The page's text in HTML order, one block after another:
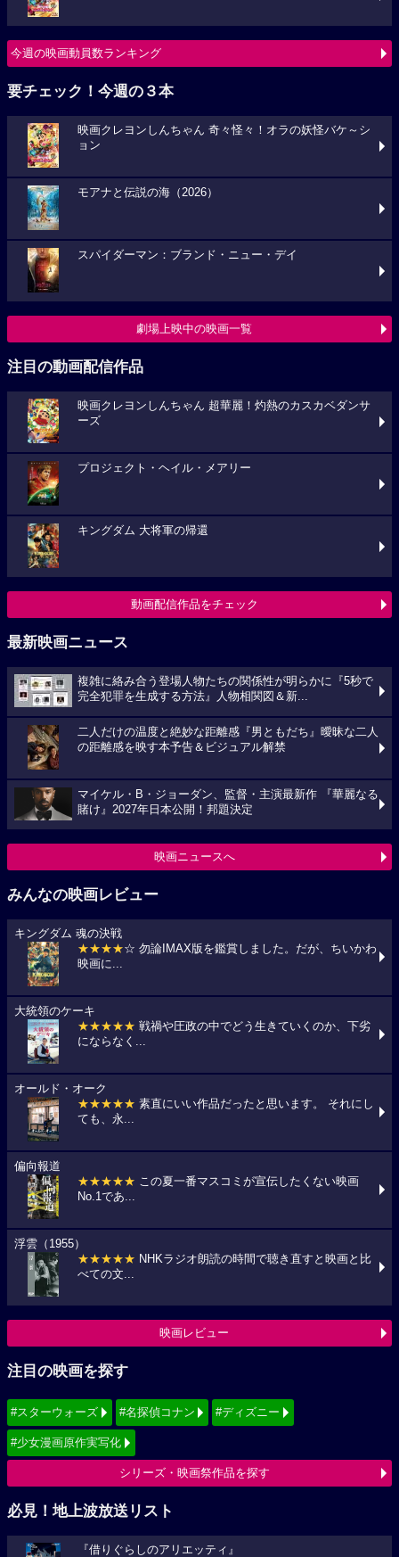
今週の映画動員数ランキング
要チェック！今週の３本
映画クレヨンしんちゃん 奇々怪々！オラの妖怪バケ～シ
ョン
モアナと伝説の海（2026）
スパイダーマン：ブランド・ニュー・デイ
劇場上映中の映画一覧
注目の動画配信作品
映画クレヨンしんちゃん 超華麗！灼熱のカスカベダンサ
ーズ
プロジェクト・ヘイル・メアリー
キングダム 大将軍の帰還
動画配信作品をチェック
最新映画ニュース
複雑に絡み合う登場人物たちの関係性が明らかに『5秒で
完全犯罪を生成する方法』人物相関図＆新...
二人だけの温度と絶妙な距離感『男ともだち』曖昧な二人
の距離感を映す本予告＆ビジュアル解禁
マイケル・B・ジョーダン、監督・主演最新作 『華麗なる
賭け』2027年日本公開！邦題決定
映画ニュースへ
みんなの映画レビュー
キングダム 魂の決戦
★★★★☆ 勿論IMAX版を鑑賞しました。だが、ちいかわ
映画に...
大統領のケーキ
★★★★★ 戦禍や圧政の中でどう生きていくのか、下劣
にならなく...
オールド・オーク
★★★★★ 素直にいい作品だったと思います。 それにし
ても、永...
偏向報道
★★★★★ この夏一番マスコミが宣伝したくない映画
No.1であ...
浮雲（1955）
★★★★★ NHKラジオ朗読の時間で聴き直すと映画と比
べての文...
映画レビュー
注目の映画を探す
#スターウォーズ #名探偵コナン #ディズニー
#少女漫画原作実写化
シリーズ・映画祭作品を探す
必見！地上波放送リスト
『借りぐらしのアリエッティ』